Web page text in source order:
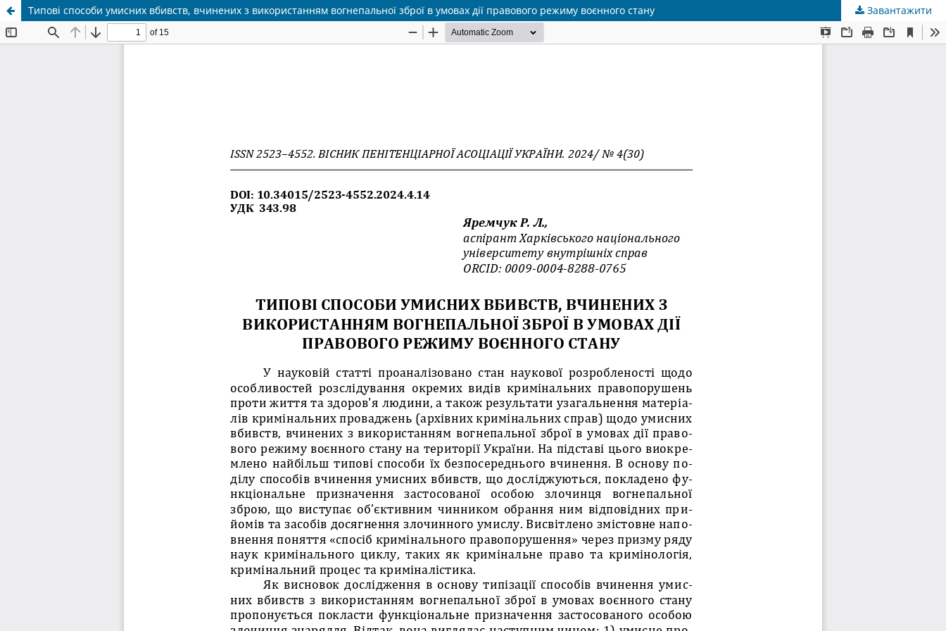
Типові способи умисних вбивств, вчинених з використанням вогнепальної зброї в умовах дії правового режиму воєнного стану Завантажити